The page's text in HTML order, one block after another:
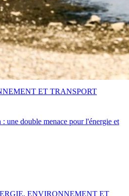
une double menace pour l'énergie et
ET TRANSPORT
ENVIRONNEMENT ET